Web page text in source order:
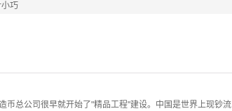
巧
币总公司很早就开始了"精品工程"建设。中国是世界上现钞流